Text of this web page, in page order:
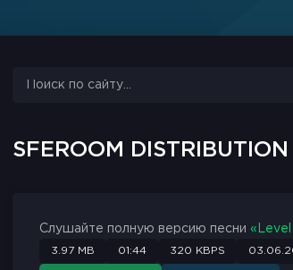
SFEROOM DISTRIBUTION
Слушайте полную версию песни «Level
3.97 MB 01:44 320 KBPS